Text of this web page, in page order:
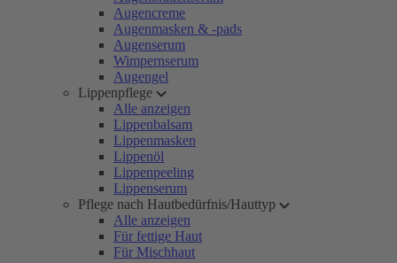
Augencreme
Augenmasken & -pads
Augenserum
Wimpernserum
Augengel
Lippenpflege
Alle anzeigen
Lippenbalsam
Lippenmasken
Lippenöl
Lippenpeeling
Lippenserum
Pflege nach Hautbedürfnis/Hauttyp
Alle anzeigen
Für fettige Haut
Für Mischhaut